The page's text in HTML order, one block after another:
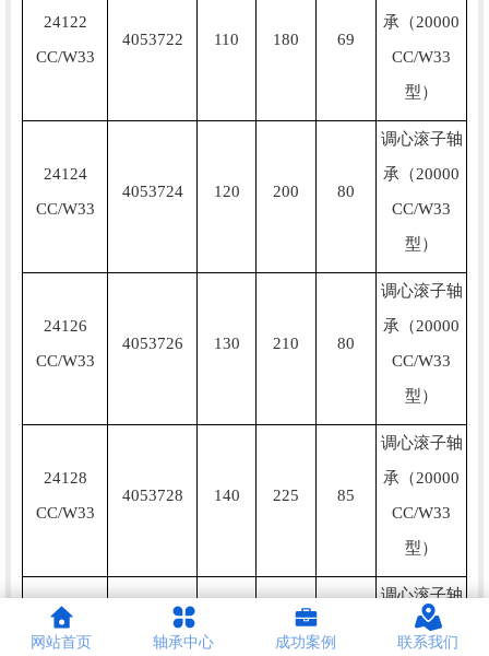
24122
CC/W33
4053722 110 180 69
承（20000
CC/W33
型）
24124
CC/W33
4053724 120 200 80
调心滚子轴
承（20000
CC/W33
型）
24126
CC/W33
4053726 130 210 80
调心滚子轴
承（20000
CC/W33
型）
24128
CC/W33
4053728 140 225 85
调心滚子轴
承（20000
CC/W33
型）
24130
4053730
150 250 100
调心滚子轴
承（20000
网站首页 轴承中心 成功案例 联系我们